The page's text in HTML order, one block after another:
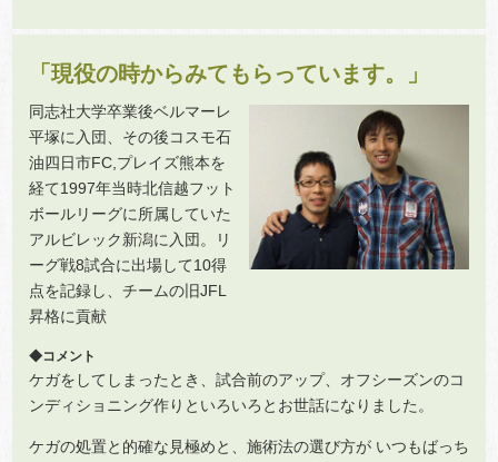
「現役の時からみてもらっています。」
同志社大学卒業後ベルマーレ
平塚に入団、その後コスモ石
油四日市FC,プレイズ熊本を
経て1997年当時北信越フット
ボールリーグに所属していた
アルビレック新潟に入団。リ
ーグ戦8試合に出場して10得
点を記録し、チームの旧JFL
昇格に貢献
◆コメント
ケガをしてしまったとき、試合前のアップ、オフシーズンのコ
ンディショニング作りといろいろとお世話になりました。
ケガの処置と的確な見極めと、施術法の選び方が いつもばっち